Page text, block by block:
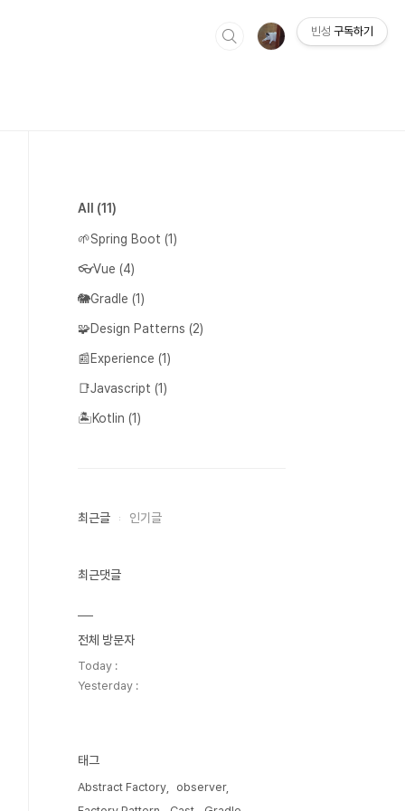
All (11)
🌱Spring Boot (1)
👓Vue (4)
🐘Gradle (1)
🧩Design Patterns (2)
📰Experience (1)
📑Javascript (1)
🏝️Kotlin (1)
최근글 인기글
최근댓글
전체 방문자
Today :
Yesterday :
태그
Abstract Factory
observer
빈성 구독하기